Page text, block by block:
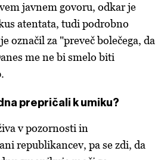
javnem govoru, odkar je
atentata, tudi podrobno
označil za "preveč bolečega, da
me ne bi smelo biti
prepričali k umiku?
v pozornosti in
republikancev, pa se zdi, da